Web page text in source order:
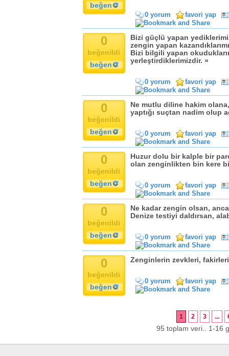
beğen
0 yorum favori yap
0
beğenildi
beğen
Bizi güçlü yapan
zengin yapan
Bizi bilgili yapan
yerleştirdiklerimizdir. »
0 yorum favori yap
0
beğenildi
beğen
Ne mutlu diline hakim
yaptığı suçtan nadim olup
0 yorum favori yap
0
beğenildi
beğen
Huzur dolu bir kalple bir
olan zenginlikten bin kere
0 yorum favori yap
0
beğenildi
beğen
Ne kadar zengin olsan,
Denize testiyi daldırsan,
0 yorum favori yap
0
beğenildi
beğen
Zenginlerin zevkleri,
0 yorum favori yap
1 2 3 ...
95 toplam veri.. 1-16